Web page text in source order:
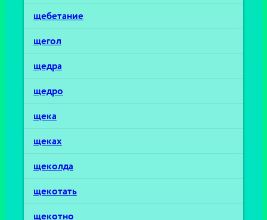
щебетание
щегол
щедра
щедро
щека
щеках
щеколда
щекотать
щекотно